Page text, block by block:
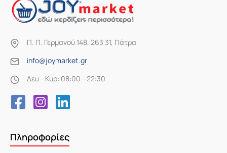
Π. Π. Γερμανού 148, 263 31, Πάτρα
info@joymarket.gr
Δευ - Κυρ: 08:00 - 22:30
Πληροφορίες